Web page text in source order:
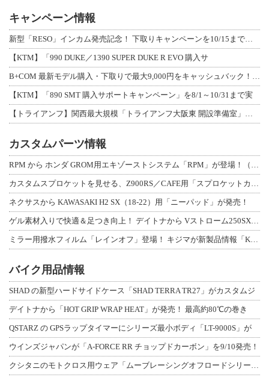
キャンペーン情報
【KTM】「990 DUKE／1390 SUPER DUKE R EVO 購入サ
【KTM】「890 SMT 購入サポートキャンペーン」を8/1～10/31まで実
カスタムパーツ情報
ネクサスから KAWASAKI H2 SX（18-22）用「ニーパッド」が発売！
バイク用品情報
SHAD の新型ハードサイドケース「SHAD TERRA TR27」がカスタムジ
デイトナから「HOT GRIP WRAP HEAT」が発売！ 最高約80℃の巻き
QSTARZ の GPSラップタイマーにシリーズ最小ボディ「LT-9000S」が
ウインズジャパンが「A-FORCE RR チョップドカーボン」を9/10発売！